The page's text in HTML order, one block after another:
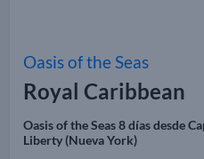
Oasis of the Seas
Royal Caribbean
Oasis of the Seas 8 días desde
Liberty (Nueva York)